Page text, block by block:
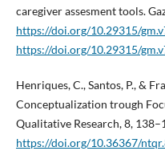
caregiver assesment tools.
https://doi.org/10.29315/
https://doi.org/10.29315/
Henriques, C., Santos, P., &
Conceptualization trough
Qualitative Research, 8,
https://doi.org/10.36367/